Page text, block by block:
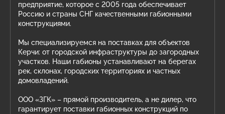
предприятие, которое с 2005 года обеспечивает
Россию и страны СНГ качественными габионными
конструкциями.
Мы специализируемся на поставках для объектов
Керчи: от городской инфраструктуры до загородных
участков. Наши габионы устанавливают на берегах
рек, склонах, городских территориях и частных
домовладений.
ООО «ЗГК» – прямой производитель, а не дилер, что
гарантирует поставки габионных конструкций по